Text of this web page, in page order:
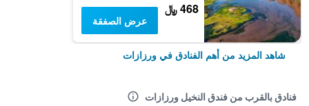
468 ﷼
عرض الصفقة
شاهد المزيد من أهم الفنادق في ورزازات
فنادق بالقرب من فندق النخيل ورزازات